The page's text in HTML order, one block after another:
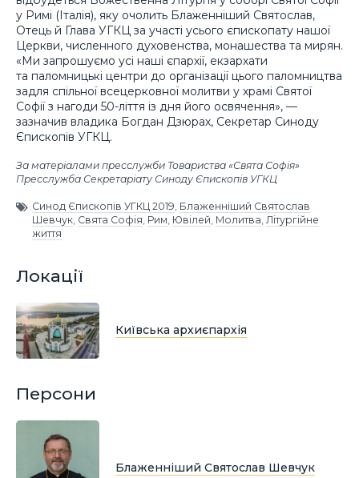
у Римі (Італія), яку очолить Блаженніший Святослав,
Отець й Глава УГКЦ за участі усього єпископату нашої
Церкви, численного духовенства, монашества та мирян.
«Ми запрошуємо усі наші єпархії, екзархати
та паломницькі центри до організації цього паломництва
задля спільної всецерковної молитви у храмі Святої
Софії з нагоди 50-ліття із дня його освячення», —
зазначив владика Богдан Дзюрах, Секретар Синоду
Єпископів УГКЦ.
За матеріалами пресслужби Товариства «Свята Софія»
Пресслужба Секретаріату Синоду Єпископів УГКЦ
Синод Єпископів УГКЦ 2019, Блаженніший Святослав
Шевчук, Свята Софія, Рим, Ювілей, Молитва, Літургійне
життя
Локації
Київська архиєпархія
Персони
Блаженніший Святослав Шевчук